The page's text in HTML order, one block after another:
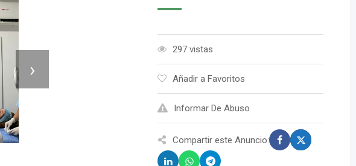
›
297 vistas
Añadir a Favoritos
Informar De Abuso
Compartir este Anuncio: